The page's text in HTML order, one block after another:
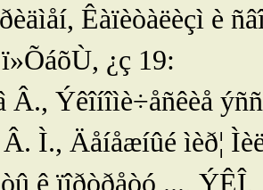
Êàïèòàëèçì è
¿ç 19:
Â., Ýêîíîìè÷åñêèå
Ì., Äåíåæíûé ìèð¦
ê ïîðòðåòó ..., ÝÊÎ,